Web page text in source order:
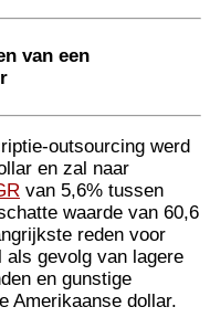
van een
outsourcing werd
en zal naar
van 5,6% tussen
waarde van 60,6
reden voor
gevolg van lagere
en gunstige
Amerikaanse dollar.